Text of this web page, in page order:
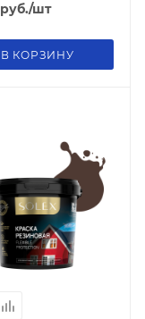
руб./шт
В КОРЗИНУ